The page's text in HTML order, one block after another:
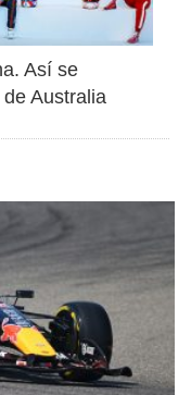
Así se
Australia